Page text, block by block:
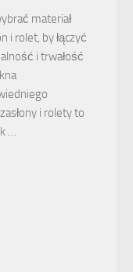
materiał
i rolet, by łączyć
i trwałość
i rolety to
…